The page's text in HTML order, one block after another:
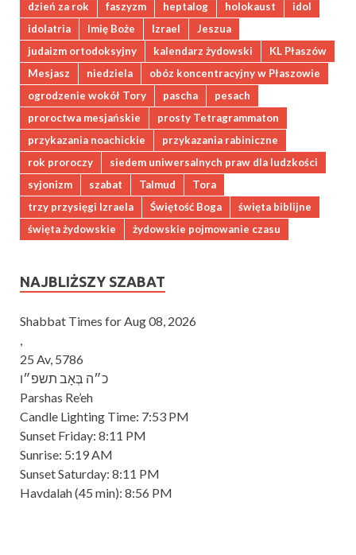
dzień za rok
faszyzm heptalog holokaust
idol
idolatria
Imię Boże Izrael
Jeszua
judaizm ortodoksyjny
kalendarz żydowski
KL Płaszów
Mesjasz
niedziela
obóz koncentracyjny w Płaszowie
ogrodzenie wokół Tory
pascha
pesach
proroctwa mesjańskie
prosty Tetragrammaton
przykazania noachickie
przykazania rabiniczne
rok proroczy
siedem uniwersalnych praw dla ludzkości
syjonizm
szabat Talmud
Tora
trzy przysięgi Izraela
Świętość Boga
święta biblijne
święta żydowskie
żydowskie pojmowanie czasu
NAJBLIŻSZY SZABAT
Shabbat Times for Aug 08, 2026
25 Av, 5786
כ״ה בְּאָב תשפ״ו
Parshas Re’eh
Candle Lighting Time: 7:53 PM
Sunset Friday: 8:11 PM
Sunrise: 5:19 AM
Sunset Saturday: 8:11 PM
Havdalah(45 min): 8:56 PM